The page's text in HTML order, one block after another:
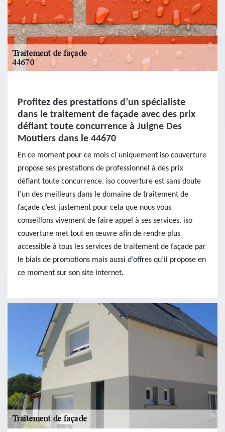
Profitez des prestations d’un spécialiste
dans le traitement de façade avec des prix
défiant toute concurrence à Juigne Des
Moutiers dans le 44670
En ce moment pour ce mois ci uniquement iso couverture
propose ses prestations de professionnel à des prix
défiant toute concurrence. iso couverture est sans doute
l’un des meilleurs dans le domaine de traitement de
façade c’est justement pour cela que nous vous
conseillons vivement de faire appel à ses services. iso
couverture met tout en œuvre afin de rendre plus
accessible à tous les services de traitement de façade par
le biais de promotions mais aussi d’offres qu’il propose en
ce moment sur son site internet.